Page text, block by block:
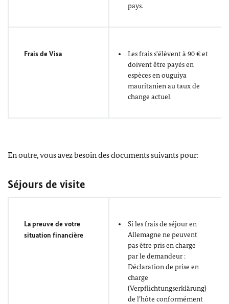
pays.
Frais de Visa
Les frais s'élèvent à 90 € et
doivent être payés en
espèces en ouguiya
mauritanien au taux de
change actuel.
En outre, vous avez besoin des documents suivants pour:
Séjours de visite
La preuve de votre
situation financière
Si les frais de séjour en
Allemagne ne peuvent
pas être pris en charge
par le demandeur :
Déclaration de prise en
charge
(Verpflichtungserklärung)
de l’hôte conformément